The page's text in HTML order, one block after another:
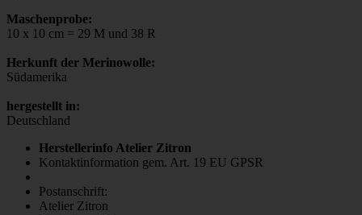
Maschenprobe:
10 x 10 cm = 29 M und 38 R
Herkunft der Merinowolle:
Südamerika
hergestellt in:
Deutschland
Herstellerinfo Atelier Zitron
Kontaktinformation gem. Art. 19 EU GPSR
Postanschrift:
Atelier Zitron